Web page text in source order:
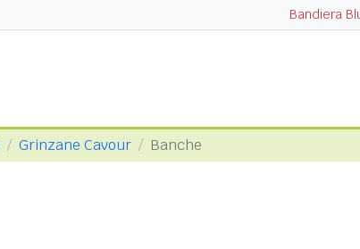
Bandiera
Grinzane Cavour Banche